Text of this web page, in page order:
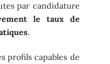
par candidature
le taux de
.
profils capables de